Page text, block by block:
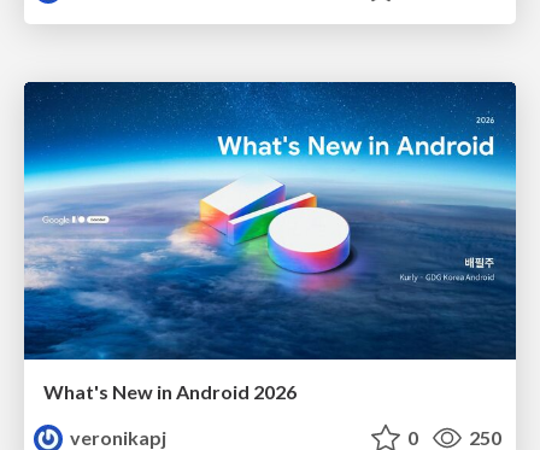
What's New in Android 2026
veronikapj
0 250